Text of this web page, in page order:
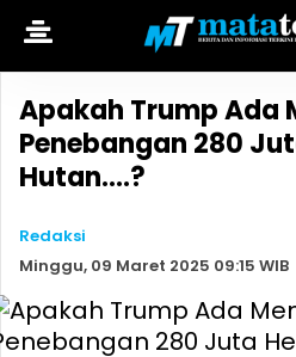
Apakah Trump Ada
Penebangan 280
Hutan....?
Redaksi
Minggu, 09 Maret 2025 09:15 WIB